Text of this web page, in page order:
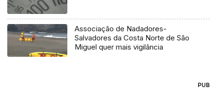
Associação de Nadadores-
Salvadores da Costa Norte de São
Miguel quer mais vigilância
PUB